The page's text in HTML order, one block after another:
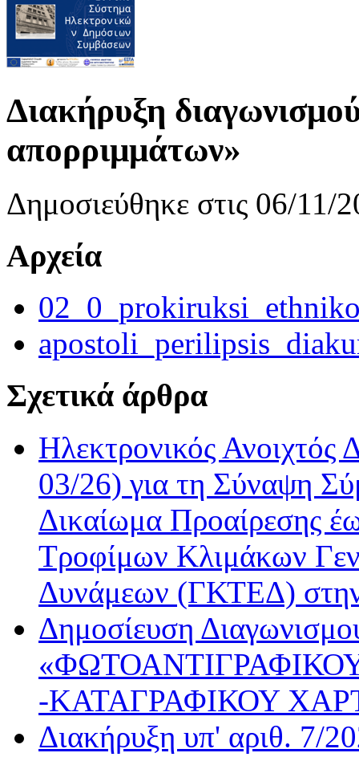
Διακήρυξη
απορριμμάτων»
Δημοσιεύθηκε στις 06/11/
Αρχεία
Σχετικά άρθρα
Ηλεκτρονικός
03/26) για τη Σύναψη
Δικαίωμα Προαίρεσης
Τροφίμων Κλιμάκων
Δυνάμεων (ΓΚΤΕΔ)
Δημοσίευση
-ΚΑΤΑΓΡΑΦΙΚΟΥ
Διακήρυξη υπ' αριθ. 7/